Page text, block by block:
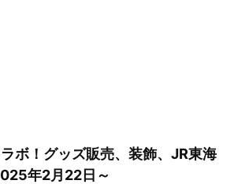
ボ！グッズ販売、装飾、JR東海
年2月22日～